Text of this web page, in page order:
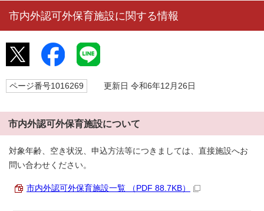
市内外認可外保育施設に関する情報
ページ番号1016269 更新日 令和6年12月26日
市内外認可外保育施設について
対象年齢、空き状況、申込方法等につきましては、直接施設へお
問い合わせください。
市内外認可外保育施設一覧 （PDF 88.7KB）